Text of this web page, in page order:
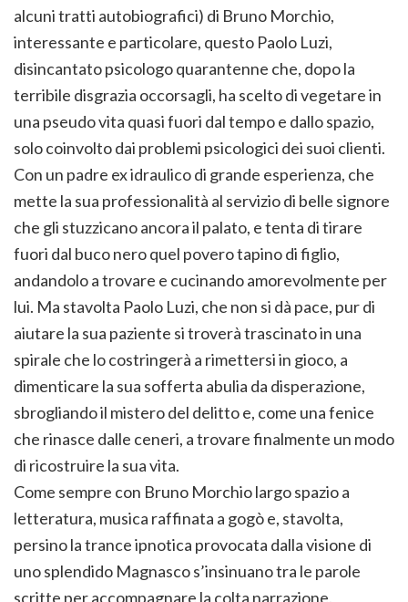
alcuni tratti autobiografici) di Bruno Morchio,
interessante e particolare, questo Paolo Luzi,
disincantato psicologo quarantenne che, dopo la
terribile disgrazia occorsagli, ha scelto di vegetare in
una pseudo vita quasi fuori dal tempo e dallo spazio,
solo coinvolto dai problemi psicologici dei suoi clienti.
Con un padre ex idraulico di grande esperienza, che
mette la sua professionalità al servizio di belle signore
che gli stuzzicano ancora il palato, e tenta di tirare
fuori dal buco nero quel povero tapino di figlio,
andandolo a trovare e cucinando amorevolmente per
lui. Ma stavolta Paolo Luzi, che non si dà pace, pur di
aiutare la sua paziente si troverà trascinato in una
spirale che lo costringerà a rimettersi in gioco, a
dimenticare la sua sofferta abulia da disperazione,
sbrogliando il mistero del delitto e, come una fenice
che rinasce dalle ceneri, a trovare finalmente un modo
di ricostruire la sua vita.
Come sempre con Bruno Morchio largo spazio a
letteratura, musica raffinata a gogò e, stavolta,
persino la trance ipnotica provocata dalla visione di
uno splendido Magnasco s’insinuano tra le parole
scritte per accompagnare la colta narrazione.